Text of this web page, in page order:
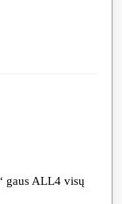
gaus ALL4 visų